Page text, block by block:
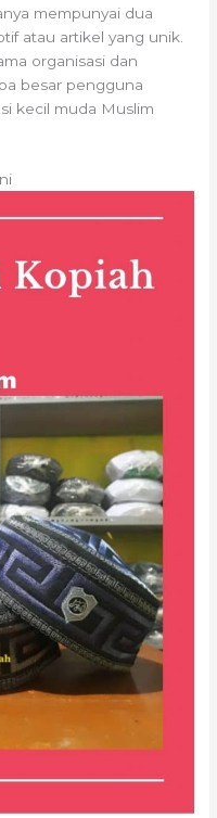
mempunyai dua
atau artikel yang unik.
organisasi dan
besar pengguna
kecil muda Muslim